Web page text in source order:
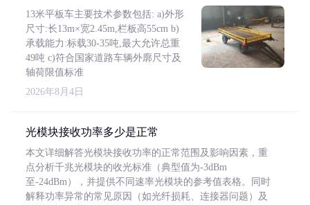
13米平板车主要技术参数包括: a)外形
尺寸:长13m×宽2.45m,栏板高55cm b)
承载能力:标载30-35吨,最大允许总重
49吨 c)符合国家道路车辆外廓尺寸及
轴荷限值标准
2026年8月4日
光模块接收功率多少是正常
本文详细解答光模块接收功率的正常范围及影响因素，重
点分析千兆光模块的收光标准（典型值为-3dBm
至-24dBm），并提供不同速率光模块的参考值表格。同时
解释功率异常的常见原因（如光纤损耗、连接器问题）及